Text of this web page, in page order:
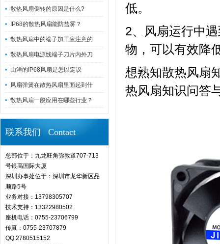
散热风扇倒转的原因是什么?
IP68的散热风扇能防盐雾？
散热风扇中的端子加工应注意的
散热风扇电源线端子刀片内外刀
山洋的IP68风扇是怎以定议
风扇弹簧在散热风扇里面起到什
散热风扇一般应用在哪些行业？
联系我们 Contact
总部位于：九龙旺角弥敦道707-713
号银高国际大厦
深圳办事处位于：深圳市龙华新区品
顺路5号
业务对接：13798305707
技术支持：13322980502
座机电话：0755-23706799
传真：0755-23707879
QQ:2780515152
低。
2、风扇运行中
物，可以有效降
想熟知散热风扇
热风扇知识问答